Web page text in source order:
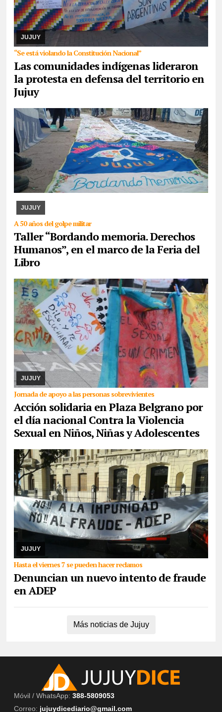
JUJUY
“Se está violando la Constitución Nacional”
Las comunidades indígenas lideraron
la protesta en defensa del territorio en
Jujuy
07/08/2026 Reunidos por el rechazo a “la venta de la
Pachamama”, manifestantes de todos los sectores sociales de la
provincia confluyeron en San Salvador para r ...
JUJUY
A 50 años del golpe militar
Taller “Bordando memoria. Derechos
Humanos”, en el marco de la Feria del
Libro
07/08/2026 La actividad se desarrollará esta tarde en CAJA. Se
además, quienes participen pod ...
JUJUY
Jornada de apoyo a las personas sobrevivientes
Acción solidaria en Plaza Belgrano por
el día nacional Contra la Violencia
Sexual en Niños, Niñas y Adolescentes
07/08/2026
La actividad se desarrollará este domingo desde las
17. Piden la donación de juguetes, libros que serán entregados a
un comedor comunitario. También ...
JUJUY
Hasta el viernes 7 se pueden hacer reclamos
Denuncian un nuevo intento de fraude
en ADEP
06/08/2026 De cara a las elecciones nacionales de CTERA del 2
de septiembre, integrante de la lista Multicolor sostuvo que hace
días que la Junta Electoral no s ...
Más noticias de Jujuy
Móvil / WhatsApp: 388-5809053
Correo: jujuydicediario@gmail.com